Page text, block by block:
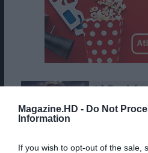
Magazine.HD - Do Not
Information
If you wish to opt-out of the sale,
Lê
acaba com